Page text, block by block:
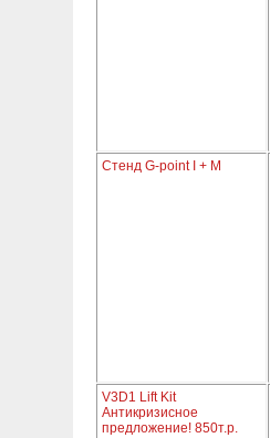
Стенд G-point I + M
V3D1 Lift Kit
Антикризисное
предложение! 850т.р.